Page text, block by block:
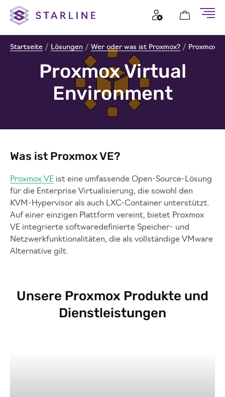
Startseite / Lösungen / Wer oder was ist Proxmox? / Proxmox
Proxmox Virtual
Environment
Was ist Proxmox VE?
Proxmox VE ist eine umfassende Open-Source-Lösung
für die Enterprise Virtualisierung, die sowohl den
KVM-Hypervisor als auch LXC-Container unterstützt.
Auf einer einzigen Plattform vereint, bietet Proxmox
VE integrierte softwaredefinierte Speicher- und
Netzwerkfunktionalitäten, die als vollständige VMware
Alternative gilt.
Unsere Proxmox Produkte und
Dienstleistungen